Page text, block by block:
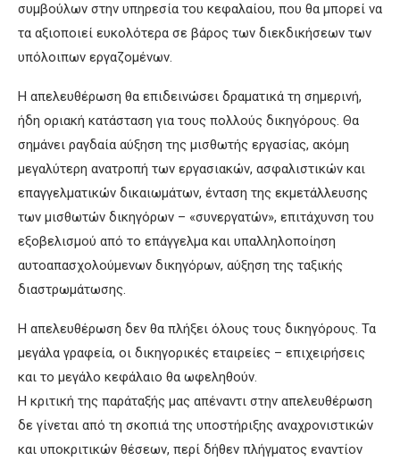
συμβούλων στην υπηρεσία του κεφαλαίου, που θα μπορεί να
τα αξιοποιεί ευκολότερα σε βάρος των διεκδικήσεων των
υπόλοιπων εργαζομένων.
Η απελευθέρωση θα επιδεινώσει δραματικά τη σημερινή,
ήδη οριακή κατάσταση για τους πολλούς δικηγόρους. Θα
σημάνει ραγδαία αύξηση της μισθωτής εργασίας, ακόμη
μεγαλύτερη ανατροπή των εργασιακών, ασφαλιστικών και
επαγγελματικών δικαιωμάτων, ένταση της εκμετάλλευσης
των μισθωτών δικηγόρων – «συνεργατών», επιτάχυνση του
εξοβελισμού από το επάγγελμα και υπαλληλοποίηση
αυτοαπασχολούμενων δικηγόρων, αύξηση της ταξικής
διαστρωμάτωσης.
Η απελευθέρωση δεν θα πλήξει όλους τους δικηγόρους. Τα
μεγάλα γραφεία, οι δικηγορικές εταιρείες – επιχειρήσεις
και το μεγάλο κεφάλαιο θα ωφεληθούν.
Η κριτική της παράταξής μας απέναντι στην απελευθέρωση
δε γίνεται από τη σκοπιά της υποστήριξης αναχρονιστικών
και υποκριτικών θέσεων, περί δήθεν πλήγματος εναντίον